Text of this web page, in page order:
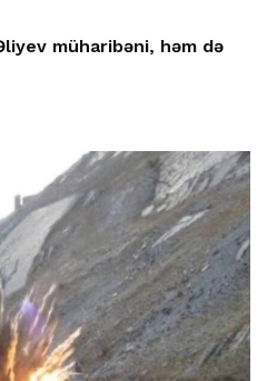
müharibəni, həm də